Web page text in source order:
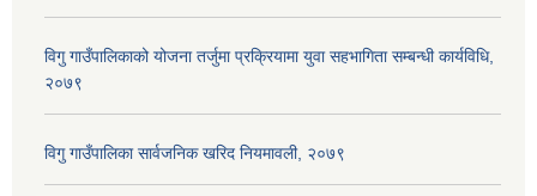
विगु गाउँपालिकाको योजना तर्जुमा प्रक्रियामा युवा सहभागिता सम्बन्धी कार्यविधि,
२०७९
विगु गाउँपालिका सार्वजनिक खरिद नियमावली, २०७९